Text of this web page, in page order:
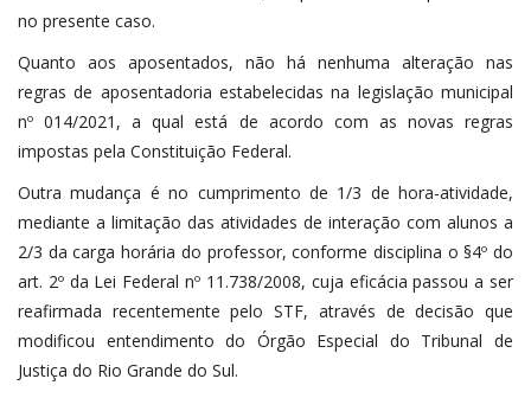
no presente caso.
Quanto aos aposentados, não há nenhuma alteração nas
regras de aposentadoria estabelecidas na legislação municipal
nº 014/2021, a qual está de acordo com as novas regras
impostas pela Constituição Federal.
Outra mudança é no cumprimento de 1/3 de hora-atividade,
mediante a limitação das atividades de interação com alunos a
2/3 da carga horária do professor, conforme disciplina o §4º do
art. 2º da Lei Federal nº 11.738/2008, cuja eficácia passou a ser
reafirmada recentemente pelo STF, através de decisão que
modificou entendimento do Órgão Especial do Tribunal de
Justiça do Rio Grande do Sul.